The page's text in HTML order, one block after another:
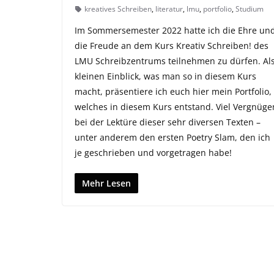
kreatives Schreiben, literatur, lmu, portfolio,Studium
Im Sommersemester 2022 hatte ich die Ehre
die Freude an dem Kurs Kreativ Schreiben! des
LMU Schreibzentrums teilnehmen zu dürfen. Als
kleinen Einblick, was man so in diesem Kurs
macht, präsentiere ich euch hier mein Portfolio,
welches in diesem Kurs entstand. Viel
bei der Lektüre dieser sehr diversen Texten –
unter anderem den ersten Poetry Slam, den ich
je geschrieben und vorgetragen habe!
Mehr Lesen